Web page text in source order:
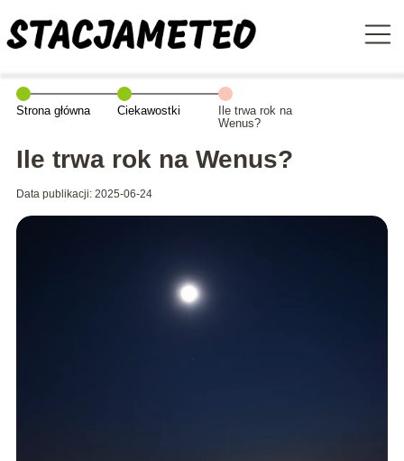
Strona główna Ciekawostki
Ile trwa rok na
Wenus?
Ile trwa rok na Wenus?
Data publikacji: 2025-06-24